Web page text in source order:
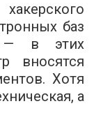
баз
— в этих
вносятся
Хотя
а